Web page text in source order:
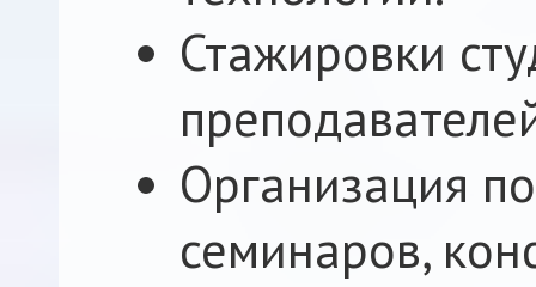
Стажировки
Организация
семинаров,